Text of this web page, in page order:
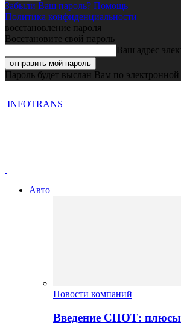
Забыли Ваш пароль? Помощь
Политика конфиденциальности
восстановление пароля
Восстановите свой пароль
Ваш адрес
Пароль будет выслан Вам по электронной
INFOTRANS
Авто
Новости компаний
Введение СПОТ: плюсы